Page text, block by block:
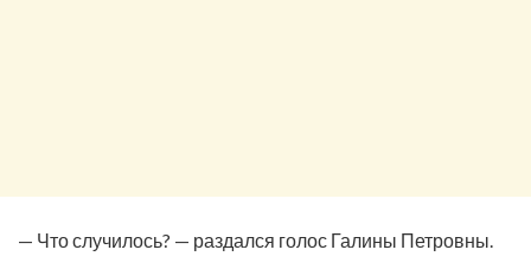
— Что случилось? — раздался голос Галины Петровны.